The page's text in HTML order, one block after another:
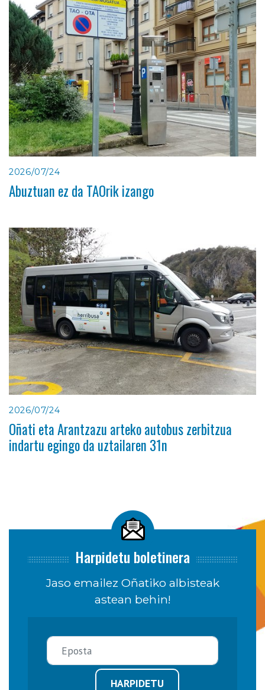
2026/07/24
Abuztuan ez da TAOrik izango
2026/07/24
Oñati eta Arantzazu arteko autobus zerbitzua
indartu egingo da uztailaren 31n
Harpidetu boletinera
Jaso emailez Oñatiko albisteak
astean behin!
HARPIDETU